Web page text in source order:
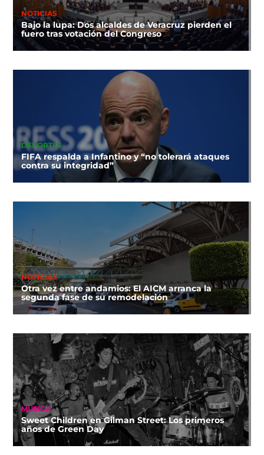
NOTICIAS
Bajo la lupa: Dos alcaldes de Veracruz pierden el
fuero tras votación del Congreso
DEPORTES
FIFA respalda a Infantino y “no tolerará ataques
contra su integridad”
NOTICIAS
Otra vez entre andamios: El AICM arranca la
segunda fase de su remodelación
MÚSICA
Sweet Children en Gilman Street: Los primeros
años de Green Day